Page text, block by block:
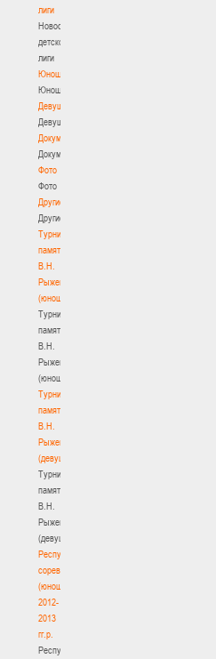
лиги
Новости
детской
лиги
Юноши
Юноши
Девушки
Девушки
Документы
Документы
Фото
Фото
Другие
Другие
Турнир
памяти
В.Н.
Рыженкова
(юноши)
Турнир
памяти
В.Н.
Рыженкова
(юноши)
Турнир
памяти
В.Н.
Рыженкова
(девушки)
Турнир
памяти
В.Н.
Рыженкова
(девушки)
Республиканские
соревнования
(юноши)
2012-
2013
гг.р.
Республиканские